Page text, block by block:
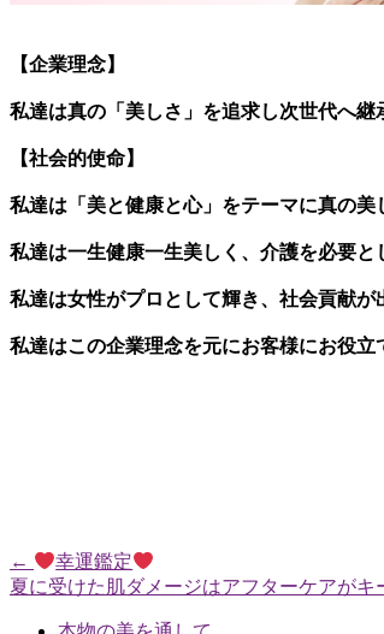
【企業理念】
私達は真の「美しさ」を追求し次世代へ継
【社会的使命】
私達は「美と健康と心」をテーマに真の美
私達は一生健康一生美しく、 介護を必要と
私達は女性がプロとして輝き、社会貢献が
私達はこの企業理念を元にお客様にお役立
←
幸運鑑定
夏に受けた肌ダメージはアフターケアが